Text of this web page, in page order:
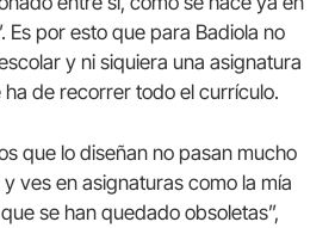
Es por esto que para Badiola no
y ni siquiera una asignatura
de recorrer todo el currículo.
que lo diseñan no pasan mucho
ves en asignaturas como la mía
se han quedado obsoletas”,